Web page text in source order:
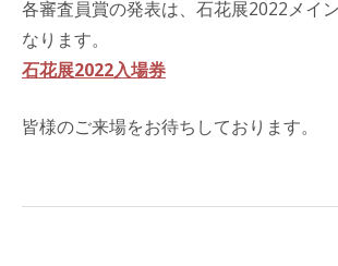
各審査員賞の発表は、石花展2022メイ
なります。
石花展2022入場券
皆様のご来場をお待ちしております。